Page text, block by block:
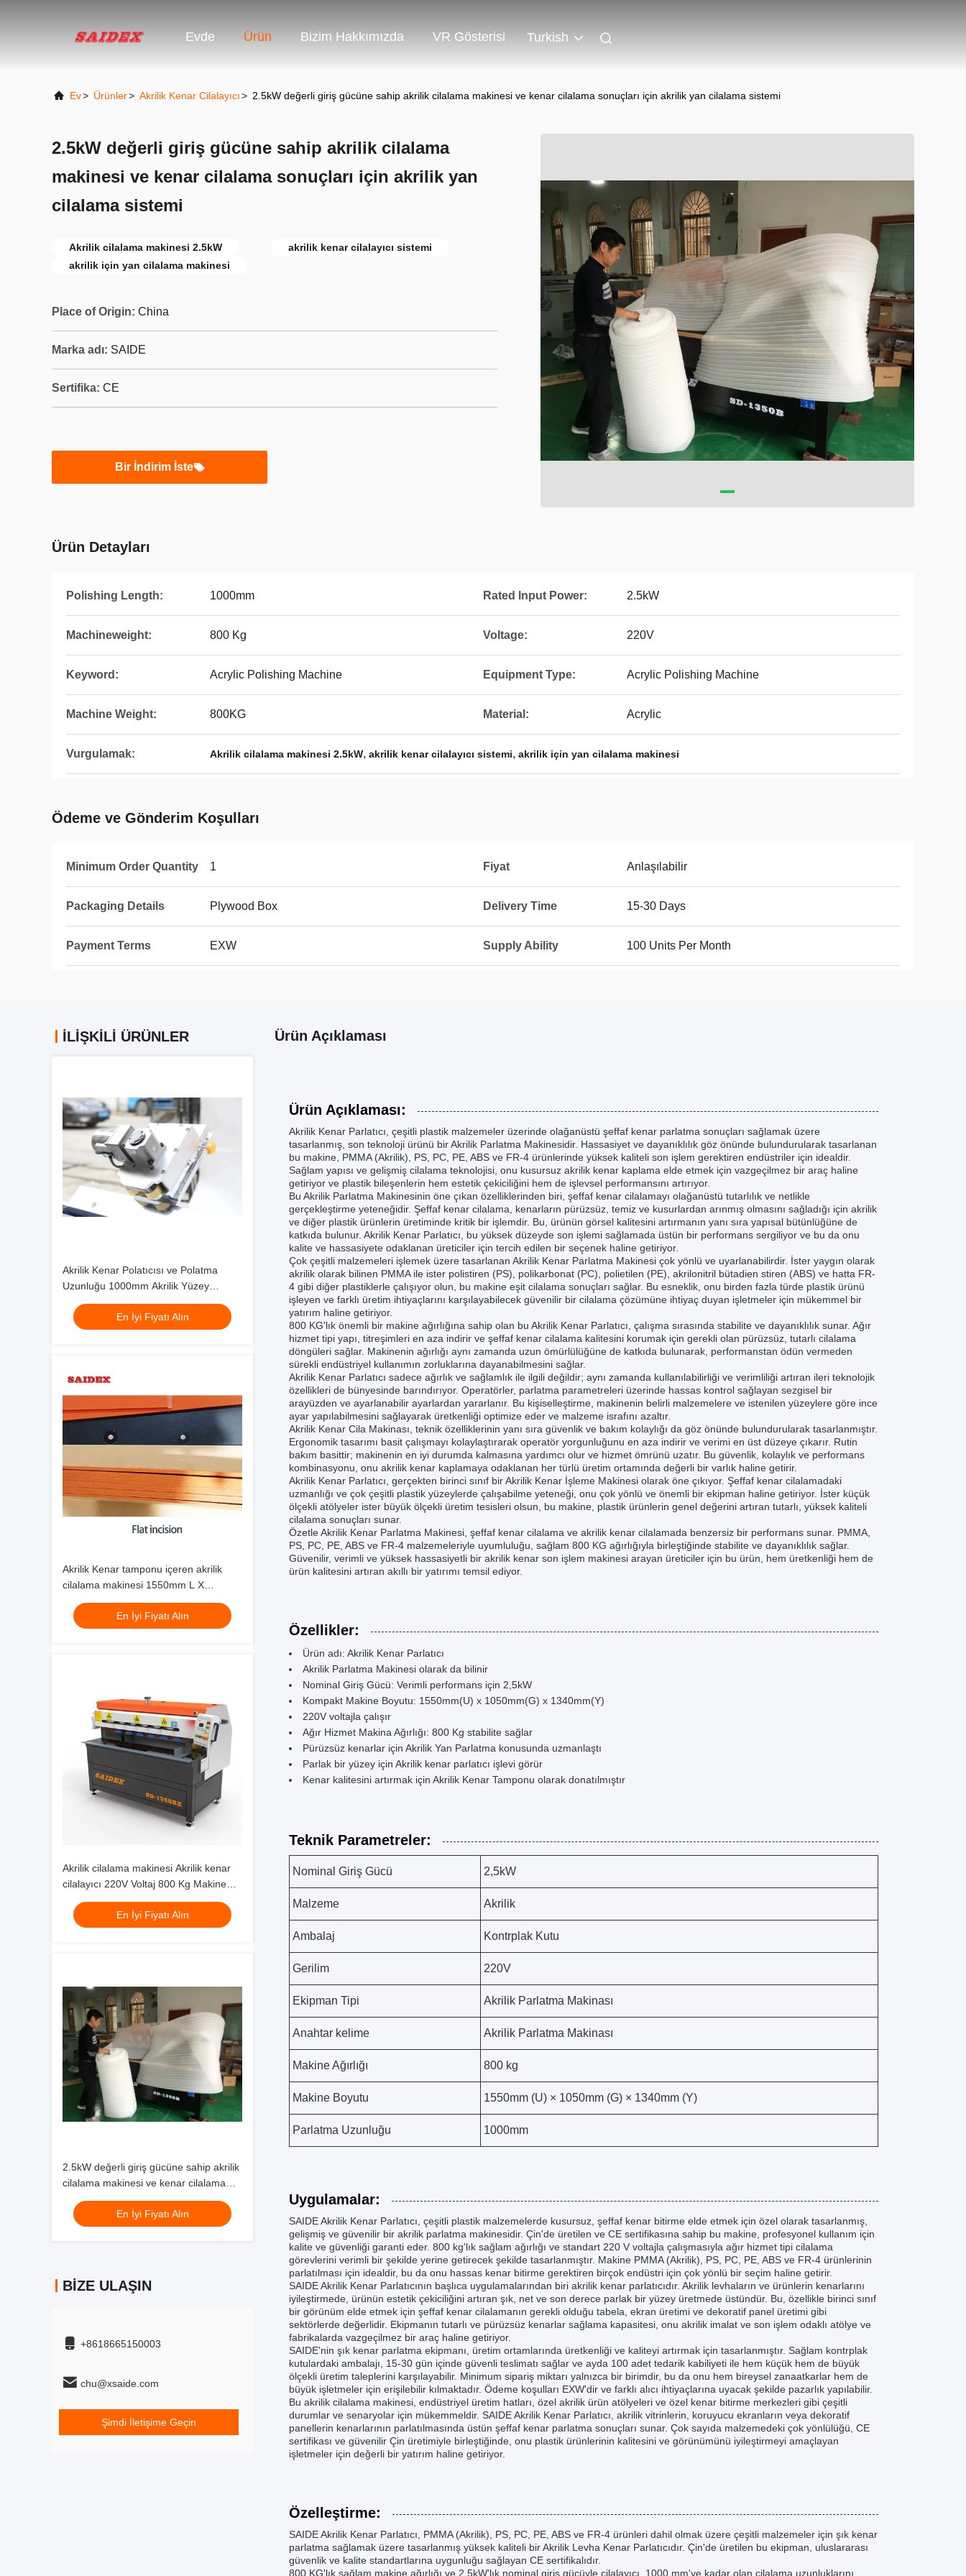
Evde Ürün Bizim Hakkımızda VR Gösterisi Turkish
Ev> Ürünler> Akrilik Kenar Cilalayıcı> 2.5kW değerli giriş gücüne sahip akrilik cilalama makinesi ve kenar cilalama sonuçları için akrilik yan cilalama sistemi
2.5kW değerli giriş gücüne sahip akrilik cilalama
makinesi ve kenar cilalama sonuçları için akrilik yan
cilalama sistemi
Akrilik cilalama makinesi 2.5kW
akrilik kenar cilalayıcı sistemi
akrilik için yan cilalama makinesi
Place of Origin: China
Marka adı: SAIDE
Sertifika: CE
Bir İndirim İste
Ürün Detayları
Polishing Length: 1000mm Rated Input Power: 2.5kW
Machineweight: 800 Kg Voltage: 220V
Keyword: Acrylic Polishing Machine Equipment Type: Acrylic Polishing Machine
Machine Weight: 800KG Material: Acrylic
Vurgulamak: Akrilik cilalama makinesi 2.5kW, akrilik kenar cilalayıcı sistemi, akrilik için yan cilalama makinesi
Ödeme ve Gönderim Koşulları
Minimum Order Quantity 1 Fiyat Anlaşılabilir
Packaging Details Plywood Box Delivery Time 15-30 Days
Payment Terms EXW Supply Ability 100 Units Per Month
İLIŞKILI ÜRÜNLER
Akrilik Kenar Polatıcısı ve Polatma
Uzunluğu 1000mm Akrilik Yüzey
İşlemleri için Uygun Akrilik Poliş
Makinesi
En İyi Fiyatı Alın
Akrilik Kenar tamponu içeren akrilik
cilalama makinesi 1550mm L X
1050mm W X 1340mm H Kenar
cilalama için tasarlanmıştır
En İyi Fiyatı Alın
Akrilik cilalama makinesi Akrilik kenar
cilalayıcı 220V Voltaj 800 Kg Makine
ağırlığı Endüstriyel hassas akrilik yüzey
finişi için
En İyi Fiyatı Alın
2.5kW değerli giriş gücüne sahip akrilik
cilalama makinesi ve kenar cilalama
sonuçları için akrilik yan cilalama
sistemi
En İyi Fiyatı Alın
BIZE ULAŞIN
+8618665150003
chu@xsaide.com
Şimdi İletişime Geçin
Ürün Açıklaması
Ürün Açıklaması:
Akrilik Kenar Parlatıcı, çeşitli plastik malzemeler üzerinde olağanüstü şeffaf kenar parlatma sonuçları sağlamak üzere
tasarlanmış, son teknoloji ürünü bir Akrilik Parlatma Makinesidir. Hassasiyet ve dayanıklılık göz önünde bulundurularak tasarlanan
bu makine, PMMA (Akrilik), PS, PC, PE, ABS ve FR-4 ürünlerinde yüksek kaliteli son işlem gerektiren endüstriler için idealdir.
Sağlam yapısı ve gelişmiş cilalama teknolojisi, onu kusursuz akrilik kenar kaplama elde etmek için vazgeçilmez bir araç haline
getiriyor ve plastik bileşenlerin hem estetik çekiciliğini hem de işlevsel performansını artırıyor.
Bu Akrilik Parlatma Makinesinin öne çıkan özelliklerinden biri, şeffaf kenar cilalamayı olağanüstü tutarlılık ve netlikle
gerçekleştirme yeteneğidir. Şeffaf kenar cilalama, kenarların pürüzsüz, temiz ve kusurlardan arınmış olmasını sağladığı için akrilik
ve diğer plastik ürünlerin üretiminde kritik bir işlemdir. Bu, ürünün görsel kalitesini artırmanın yanı sıra yapısal bütünlüğüne de
katkıda bulunur. Akrilik Kenar Parlatıcı, bu yüksek düzeyde son işlemi sağlamada üstün bir performans sergiliyor ve bu da onu
kalite ve hassasiyete odaklanan üreticiler için tercih edilen bir seçenek haline getiriyor.
Çok çeşitli malzemeleri işlemek üzere tasarlanan Akrilik Kenar Parlatma Makinesi çok yönlü ve uyarlanabilirdir. İster yaygın olarak
akrilik olarak bilinen PMMA ile ister polistiren (PS), polikarbonat (PC), polietilen (PE), akrilonitril bütadien stiren (ABS) ve hatta FR-
4 gibi diğer plastiklerle çalışıyor olun, bu makine eşit cilalama sonuçları sağlar. Bu esneklik, onu birden fazla türde plastik ürünü
işleyen ve farklı üretim ihtiyaçlarını karşılayabilecek güvenilir bir cilalama çözümüne ihtiyaç duyan işletmeler için mükemmel bir
yatırım haline getiriyor.
800 KG'lık önemli bir makine ağırlığına sahip olan bu Akrilik Kenar Parlatıcı, çalışma sırasında stabilite ve dayanıklılık sunar. Ağır
hizmet tipi yapı, titreşimleri en aza indirir ve şeffaf kenar cilalama kalitesini korumak için gerekli olan pürüzsüz, tutarlı cilalama
döngüleri sağlar. Makinenin ağırlığı aynı zamanda uzun ömürlülüğüne de katkıda bulunarak, performanstan ödün vermeden
sürekli endüstriyel kullanımın zorluklarına dayanabilmesini sağlar.
Akrilik Kenar Parlatıcı sadece ağırlık ve sağlamlık ile ilgili değildir; aynı zamanda kullanılabilirliği ve verimliliği artıran ileri teknolojik
özellikleri de bünyesinde barındırıyor. Operatörler, parlatma parametreleri üzerinde hassas kontrol sağlayan sezgisel bir
arayüzden ve ayarlanabilir ayarlardan yararlanır. Bu kişiselleştirme, makinenin belirli malzemelere ve istenilen yüzeylere göre ince
ayar yapılabilmesini sağlayarak üretkenliği optimize eder ve malzeme israfını azaltır.
Akrilik Kenar Cila Makinası, teknik özelliklerinin yanı sıra güvenlik ve bakım kolaylığı da göz önünde bulundurularak tasarlanmıştır.
Ergonomik tasarımı basit çalışmayı kolaylaştırarak operatör yorgunluğunu en aza indirir ve verimi en üst düzeye çıkarır. Rutin
bakım basittir; makinenin en iyi durumda kalmasına yardımcı olur ve hizmet ömrünü uzatır. Bu güvenlik, kolaylık ve performans
kombinasyonu, onu akrilik kenar kaplamaya odaklanan her türlü üretim ortamında değerli bir varlık haline getirir.
Akrilik Kenar Parlatıcı, gerçekten birinci sınıf bir Akrilik Kenar İşleme Makinesi olarak öne çıkıyor. Şeffaf kenar cilalamadaki
uzmanlığı ve çok çeşitli plastik yüzeylerde çalışabilme yeteneği, onu çok yönlü ve önemli bir ekipman haline getiriyor. İster küçük
ölçekli atölyeler ister büyük ölçekli üretim tesisleri olsun, bu makine, plastik ürünlerin genel değerini artıran tutarlı, yüksek kaliteli
cilalama sonuçları sunar.
Özetle Akrilik Kenar Parlatma Makinesi, şeffaf kenar cilalama ve akrilik kenar cilalamada benzersiz bir performans sunar. PMMA,
PS, PC, PE, ABS ve FR-4 malzemeleriyle uyumluluğu, sağlam 800 KG ağırlığıyla birleştiğinde stabilite ve dayanıklılık sağlar.
Güvenilir, verimli ve yüksek hassasiyetli bir akrilik kenar son işlem makinesi arayan üreticiler için bu ürün, hem üretkenliği hem de
ürün kalitesini artıran akıllı bir yatırımı temsil ediyor.
Özellikler:
Ürün adı: Akrilik Kenar Parlatıcı
Akrilik Parlatma Makinesi olarak da bilinir
Nominal Giriş Gücü: Verimli performans için 2,5kW
Kompakt Makine Boyutu: 1550mm(U) x 1050mm(G) x 1340mm(Y)
220V voltajla çalışır
Ağır Hizmet Makina Ağırlığı: 800 Kg stabilite sağlar
Pürüzsüz kenarlar için Akrilik Yan Parlatma konusunda uzmanlaştı
Parlak bir yüzey için Akrilik kenar parlatıcı işlevi görür
Kenar kalitesini artırmak için Akrilik Kenar Tamponu olarak donatılmıştır
Teknik Parametreler:
Nominal Giriş Gücü 2,5kW
Malzeme Akrilik
Ambalaj Kontrplak Kutu
Gerilim 220V
Ekipman Tipi Akrilik Parlatma Makinası
Anahtar kelime Akrilik Parlatma Makinası
Makine Ağırlığı 800 kg
Makine Boyutu 1550mm (U) × 1050mm (G) × 1340mm (Y)
Parlatma Uzunluğu 1000mm
Uygulamalar:
SAIDE Akrilik Kenar Parlatıcı, çeşitli plastik malzemelerde kusursuz, şeffaf kenar bitirme elde etmek için özel olarak tasarlanmış,
gelişmiş ve güvenilir bir akrilik parlatma makinesidir. Çin'de üretilen ve CE sertifikasına sahip bu makine, profesyonel kullanım için
kalite ve güvenliği garanti eder. 800 kg'lık sağlam ağırlığı ve standart 220 V voltajla çalışmasıyla ağır hizmet tipi cilalama
görevlerini verimli bir şekilde yerine getirecek şekilde tasarlanmıştır. Makine PMMA (Akrilik), PS, PC, PE, ABS ve FR-4 ürünlerinin
parlatılması için idealdir, bu da onu hassas kenar bitirme gerektiren birçok endüstri için çok yönlü bir seçim haline getirir.
SAIDE Akrilik Kenar Parlatıcının başlıca uygulamalarından biri akrilik kenar parlatıcıdır. Akrilik levhaların ve ürünlerin kenarlarını
iyileştirmede, ürünün estetik çekiciliğini artıran şık, net ve son derece parlak bir yüzey üretmede üstündür. Bu, özellikle birinci sınıf
bir görünüm elde etmek için şeffaf kenar cilalamanın gerekli olduğu tabela, ekran üretimi ve dekoratif panel üretimi gibi
sektörlerde değerlidir. Ekipmanın tutarlı ve pürüzsüz kenarlar sağlama kapasitesi, onu akrilik imalat ve son işlem odaklı atölye ve
fabrikalarda vazgeçilmez bir araç haline getiriyor.
SAIDE'nin şık kenar parlatma ekipmanı, üretim ortamlarında üretkenliği ve kaliteyi artırmak için tasarlanmıştır. Sağlam kontrplak
kutulardaki ambalajı, 15-30 gün içinde güvenli teslimatı sağlar ve ayda 100 adet tedarik kabiliyeti ile hem küçük hem de büyük
ölçekli üretim taleplerini karşılayabilir. Minimum sipariş miktarı yalnızca bir birimdir, bu da onu hem bireysel zanaatkarlar hem de
büyük işletmeler için erişilebilir kılmaktadır. Ödeme koşulları EXW'dir ve farklı alıcı ihtiyaçlarına uyacak şekilde pazarlık yapılabilir.
Bu akrilik cilalama makinesi, endüstriyel üretim hatları, özel akrilik ürün atölyeleri ve özel kenar bitirme merkezleri gibi çeşitli
durumlar ve senaryolar için mükemmeldir. SAIDE Akrilik Kenar Parlatıcı, akrilik vitrinlerin, koruyucu ekranların veya dekoratif
panellerin kenarlarının parlatılmasında üstün şeffaf kenar parlatma sonuçları sunar. Çok sayıda malzemedeki çok yönlülüğü, CE
sertifikası ve güvenilir Çin üretimiyle birleştiğinde, onu plastik ürünlerinin kalitesini ve görünümünü iyileştirmeyi amaçlayan
işletmeler için değerli bir yatırım haline getiriyor.
Özelleştirme:
SAIDE Akrilik Kenar Parlatıcı, PMMA (Akrilik), PS, PC, PE, ABS ve FR-4 ürünleri dahil olmak üzere çeşitli malzemeler için şık kenar
parlatma sağlamak üzere tasarlanmış yüksek kaliteli bir Akrilik Levha Kenar Parlatıcıdır. Çin'de üretilen bu ekipman, uluslararası
güvenlik ve kalite standartlarına uygunluğu sağlayan CE sertifikalıdır.
800 KG'lık sağlam makine ağırlığı ve 2,5kW'lık nominal giriş gücüyle cilalayıcı, 1000 mm'ye kadar olan cilalama uzunluklarını